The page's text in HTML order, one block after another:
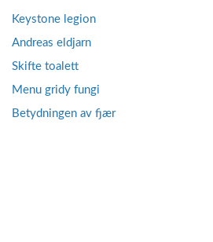
Keystone legion
Andreas eldjarn
Skifte toalett
Menu gridy fungi
Betydningen av fjær